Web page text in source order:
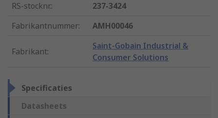
RS-stocknr.:
237-3424
Fabrikantnummer: AMH00046
Fabrikant:
Saint-Gobain Industrial &
Consumer Solutions
Specificaties
Datasheets